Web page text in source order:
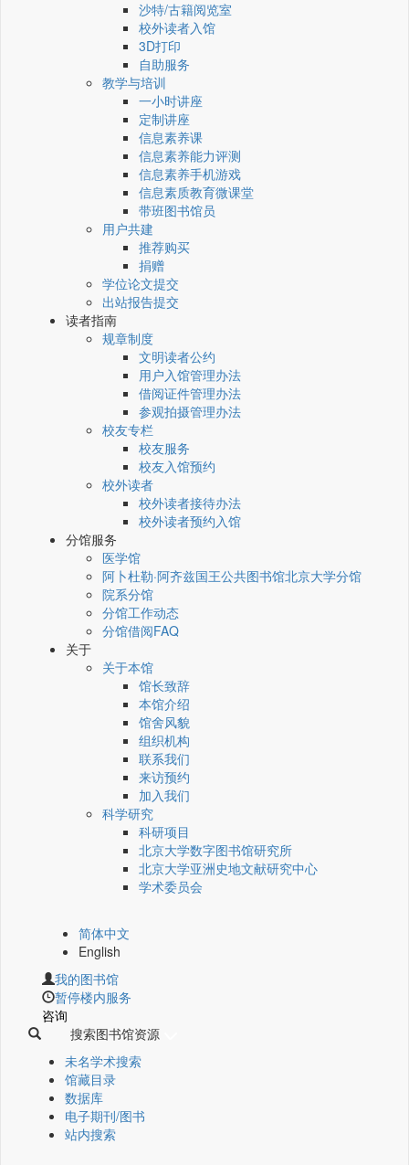
沙特/古籍阅览室
校外读者入馆
3D打印
自助服务
教学与培训
一小时讲座
定制讲座
信息素养课
信息素养能力评测
信息素养手机游戏
信息素质教育微课堂
带班图书馆员
用户共建
推荐购买
捐赠
学位论文提交
出站报告提交
读者指南
规章制度
文明读者公约
用户入馆管理办法
借阅证件管理办法
参观拍摄管理办法
校友专栏
校友服务
校友入馆预约
校外读者
校外读者接待办法
校外读者预约入馆
分馆服务
医学馆
阿卜杜勒·阿齐兹国王公共图书馆北京大学分馆
院系分馆
分馆工作动态
分馆借阅FAQ
关于
关于本馆
馆长致辞
本馆介绍
馆舍风貌
组织机构
联系我们
来访预约
加入我们
科学研究
科研项目
北京大学数字图书馆研究所
北京大学亚洲史地文献研究中心
学术委员会
简体中文
English
我的图书馆
暂停楼内服务
咨询
搜索图书馆资源
未名学术搜索
馆藏目录
数据库
电子期刊/图书
站内搜索